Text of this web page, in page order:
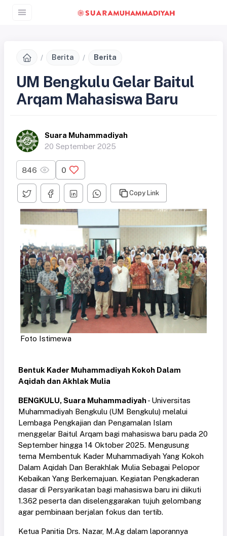
Berita Berita
UM Bengkulu Gelar Baitul
Arqam Mahasiswa Baru
Suara Muhammadiyah
20 September 2025
846 0
Copy Link
Foto Istimewa
Bentuk Kader Muhammadiyah Kokoh Dalam
Aqidah dan Akhlak Mulia
BENGKULU, Suara Muhammadiyah- Universitas
Muhammadiyah Bengkulu (UM Bengkulu) melalui
Lembaga Pengkajian dan Pengamalan Islam
menggelar Baitul Arqam bagi mahasiswa baru pada 20
September hingga 14 Oktober 2025. Mengusung
tema Membentuk Kader Muhammadiyah Yang Kokoh
Dalam Aqidah Dan Berakhlak Mulia Sebagai Pelopor
Kebaikan Yang Berkemajuan. Kegiatan Pengkaderan
dasar di Persyarikatan bagi mahasiswa baru ini diikuti
1.362 peserta dan diselenggarakan tujuh gelombang
agar pembinaan berjalan fokus dan tertib.
Ketua Panitia Drs. Nazar, M.Ag dalam laporannya